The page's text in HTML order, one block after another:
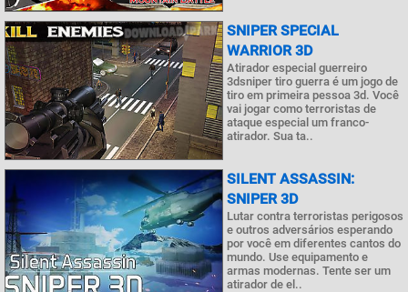
SNIPER SPECIAL
WARRIOR 3D
Atirador especial guerreiro
3dsniper tiro guerra é um jogo de
tiro em primeira pessoa 3d. Você
vai jogar como terroristas de
ataque especial um franco-
atirador. Sua ta..
SILENT ASSASSIN:
SNIPER 3D
Lutar contra terroristas perigosos
e outros adversários esperando
por você em diferentes cantos do
mundo. Use equipamento e
armas modernas. Tente ser um
atirador de el..